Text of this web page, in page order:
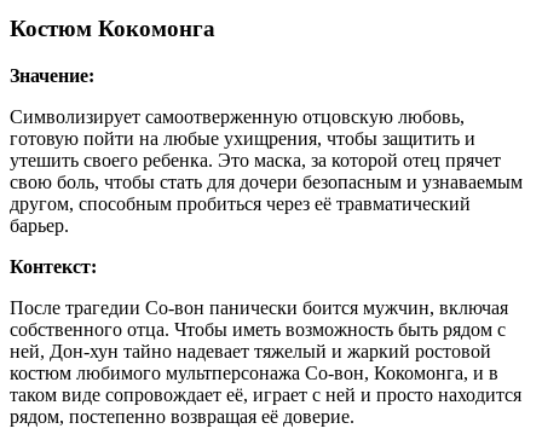
Костюм Кокомонга
Значение:
Символизирует самоотверженную отцовскую любовь,
готовую пойти на любые ухищрения, чтобы защитить и
утешить своего ребенка. Это маска, за которой отец прячет
свою боль, чтобы стать для дочери безопасным и узнаваемым
другом, способным пробиться через её травматический
барьер.
Контекст:
После трагедии Со-вон панически боится мужчин, включая
собственного отца. Чтобы иметь возможность быть рядом с
ней, Дон-хун тайно надевает тяжелый и жаркий ростовой
костюм любимого мультперсонажа Со-вон, Кокомонга, и в
таком виде сопровождает её, играет с ней и просто находится
рядом, постепенно возвращая её доверие.